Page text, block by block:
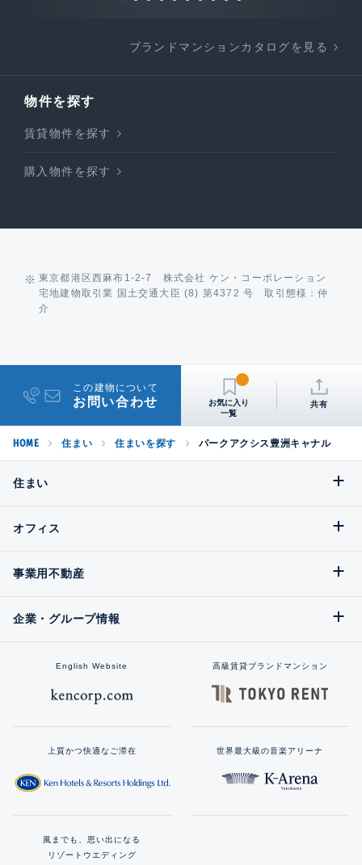
ブランドマンションカタログを見る
物件を探す
賃貸物件を探す
購入物件を探す
東京都港区西麻布1-2-7 株式会社 ケン・コーポレーション
宅地建物取引業 国土交通大臣 (8) 第4372 号 取引態様：仲
介
この建物について
お問い合わせ 共有
HOME 住まい 住まいを探す パークアクシス豊洲キャナル
住まい
オフィス
事業用不動産
企業・グループ情報
English Website 高級賃貸ブランドマンション
上質かつ快適なご滞在 世界最大級の音楽アリーナ
風までも、思い出になる
リゾートウエディング